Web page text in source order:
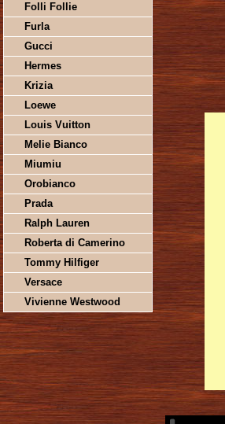
Folli Follie
Furla
Gucci
Hermes
Krizia
Loewe
Louis Vuitton
Melie Bianco
Miumiu
Orobianco
Prada
Ralph Lauren
Roberta di Camerino
Tommy Hilfiger
Versace
Vivienne Westwood